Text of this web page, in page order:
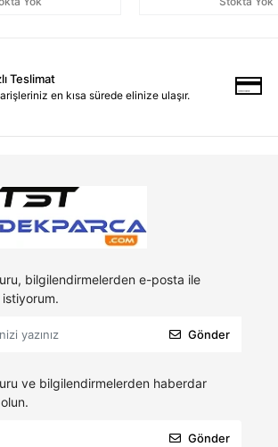
Teslimat
en kısa sürede elinize ulaşır.
bilgilendirmelerden e-posta ile
Gönder
ve bilgilendirmelerden haberdar
Gönder